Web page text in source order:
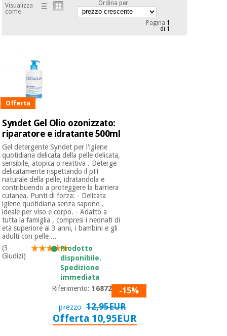
Tech
Academy
mediche
Armadi
Materiale
essenziale
per la
protezione
dei
coronavirus
Aerobica,
fitness e
pilates
Sport
Offerte
Outlet
Fisaude
Tech
Academy
Odontoiatria
Medicina
tradizionale
cinese
Mobili
clinici
Armadi
terapeutici
Materiale
essenziale
per la
protezione
dei
Visualizza
come
Ordina per
Pagina 1
di 1
Offerta
Syndet Gel Olio ozonizzato:
riparatore e idratante 500ml
Gel detergente Syndet per l'igiene
quotidiana delicata della pelle delicata,
sensibile, atopica o reattiva . Deterge
delicatamente rispettando il pH
naturale della pelle, idratandola e
contribuendo a proteggere la barriera
cutanea. Punti di forza: - Delicata
igiene quotidiana senza sapone ,
ideale per viso e corpo. - Adatto a
tutta la famiglia , compresi i neonati di
età superiore ai 3 anni, i bambini e gli
adulti con pelle ...
(3
Giudizi)
Prodotto
disponibile.
Spedizione
immediata
Riferimento:168725.8-15%
prezzo 12,95EUR
Offerta 10,95EUR